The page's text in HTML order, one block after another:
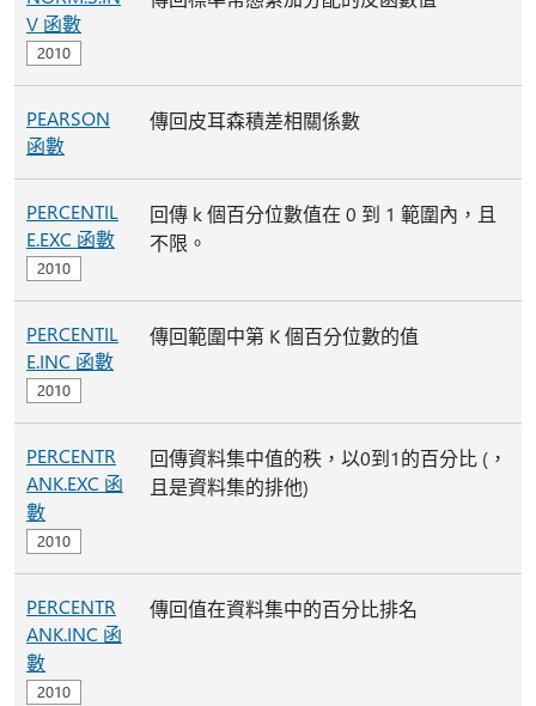
V 函數
PEARSON
函數
傳回皮耳森積差相關係數
PERCENTIL
E.EXC 函數
回傳 k 個百分位數值在 0 到 1 範圍內，且
不限。
PERCENTIL
E.INC 函數
傳回範圍中第 K 個百分位數的值
PERCENTR
ANK.EXC 函
數
回傳資料集中值的秩，以0到1的百分比 (，
且是資料集的排他)
PERCENTR
ANK.INC 函
數
傳回值在資料集中的百分比排名